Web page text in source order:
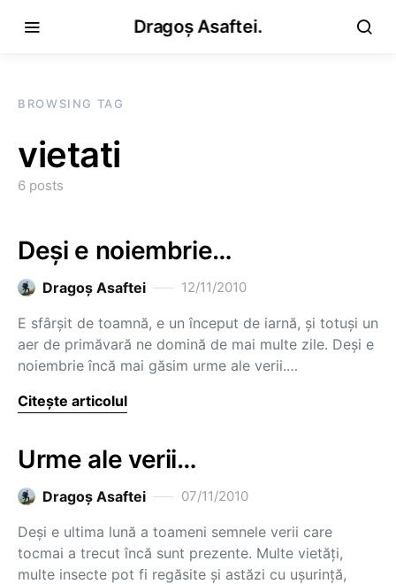
Dragoș Asaftei.
BROWSING TAG
vietati
6 posts
Deşi e noiembrie…
Dragoş Asaftei 12/11/2010
E sfârşit de toamnă, e un început de iarnă, şi totuşi un
aer de primăvară ne domină de mai multe zile. Deşi e
noiembrie încă mai găsim urme ale verii.…
Citește articolul
Urme ale verii…
Dragoş Asaftei 07/11/2010
Deşi e ultima lună a toameni semnele verii care
tocmai a trecut încă sunt prezente. Multe vietăţi,
multe insecte pot fi regăsite şi astăzi cu uşurinţă,